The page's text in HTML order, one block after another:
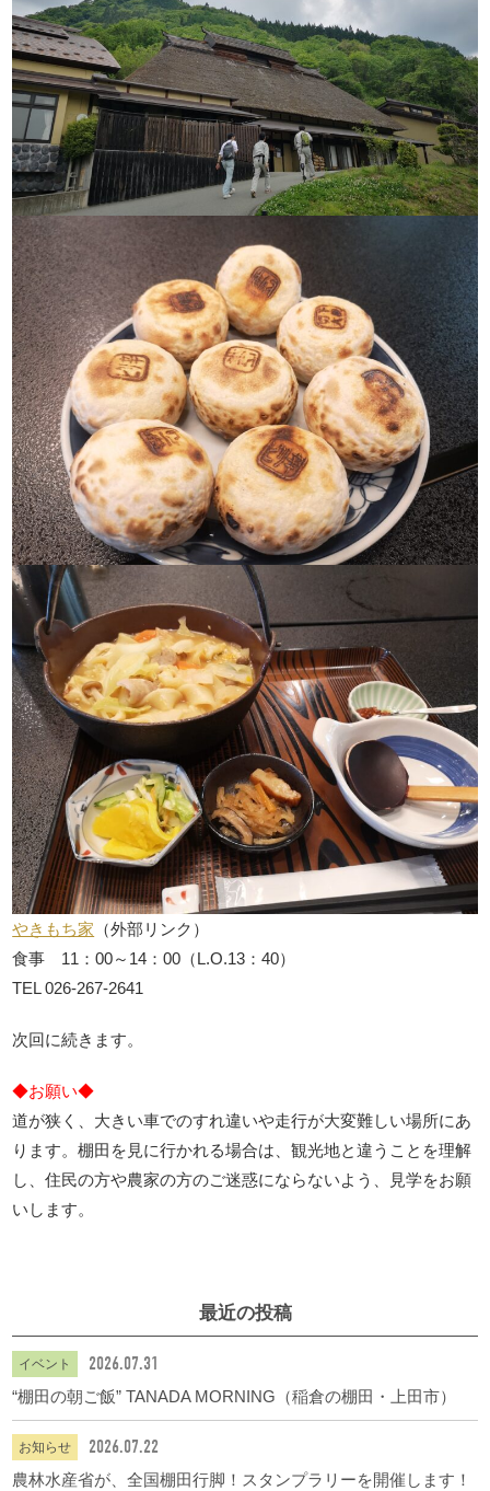
やきもち家 （外部リンク）
食事 11：00～14：00（L.O.13：40）
TEL 026-267-2641
次回に続きます。
◆お願い◆
道が狭く、大きい車でのすれ違いや走行が大変難しい場所にあ
ります。棚田を見に行かれる場合は、観光地と違うことを理解
し、住民の方や農家の方のご迷惑にならないよう、見学をお願
いします。
最近の投稿
イベント 2026.07.31
“棚田の朝ご飯” TANADA MORNING（稲倉の棚田・上田市）
お知らせ 2026.07.22
農林水産省が、全国棚田行脚！スタンプラリーを開催します！